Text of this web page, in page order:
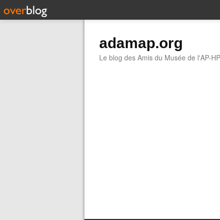
adamap.org
Le blog des Amis du Musée de l'AP-HP